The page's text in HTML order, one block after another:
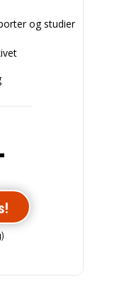
og studier